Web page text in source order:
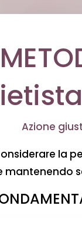
Azione
la
mantenendo